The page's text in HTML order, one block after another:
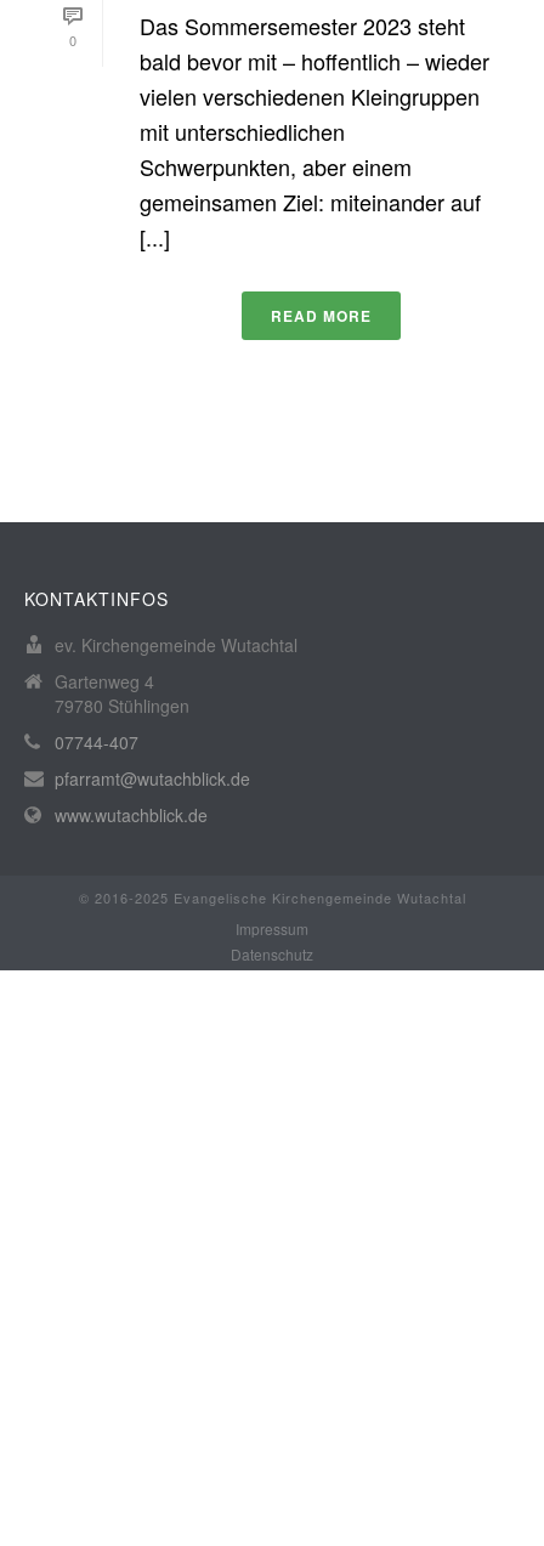
0
Das Sommersemester 2023 steht
bald bevor mit – hoffentlich – wieder
vielen verschiedenen Kleingruppen
mit unterschiedlichen
Schwerpunkten, aber einem
gemeinsamen Ziel: miteinander auf
[...]
READ MORE
KONTAKTINFOS
ev. Kirchengemeinde Wutachtal
Gartenweg 4
79780 Stühlingen
07744-407
pfarramt@wutachblick.de
www.wutachblick.de
© 2016-2025 Evangelische Kirchengemeinde Wutachtal
Impressum
Datenschutz